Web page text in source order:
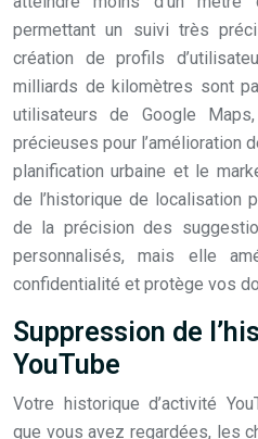
permettant un suivi très
création de profils
milliards de kilomètres sont
utilisateurs de Google
précieuses pour l’amélioration
planification urbaine et le
de l’historique de localisation
de la précision des
personnalisés, mais elle
confidentialité et protège vos
Suppression de
YouTube
Votre historique d’activité
que vous avez regardées, les